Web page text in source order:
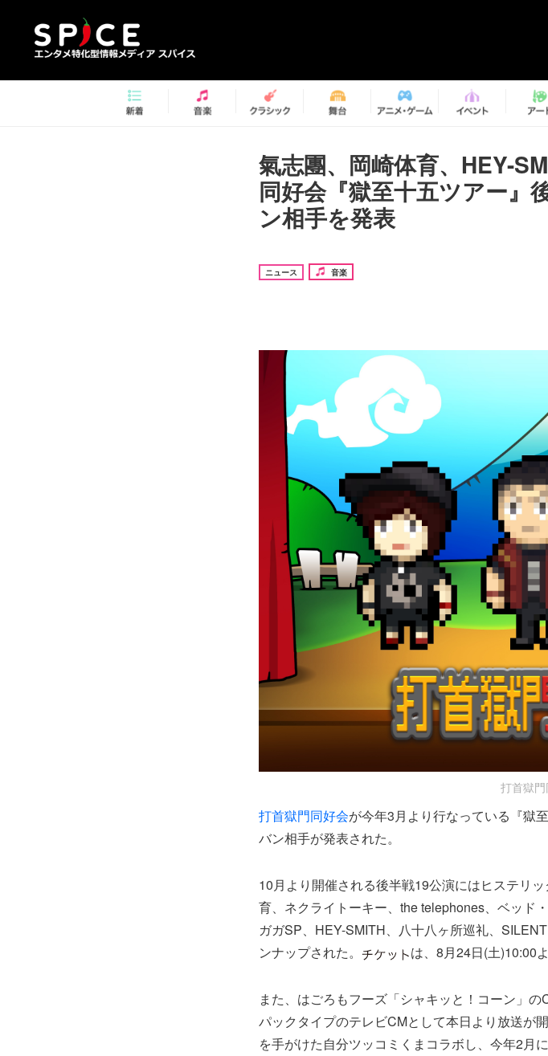
氣志團、岡崎体育、HEY-
同好会『獄至十五ツアー』
ン相手を発表
ニュース 音楽
打首獄
打首獄門同好会が今年3月より行なっている『獄
バン相手が発表された。
10月より開催される後半戦19公演にはヒステリ
育、ネクライトーキー、the telephones、ベッド
ガガSP、HEY-SMITH、八十八ヶ所巡礼、
ンナップされた。
は、8月24日(土)10:00
また、はごろもフーズ「シャキッと！コーン」
パックタイプのテレビCMとして本日より放送が
を手がけた自分ツッコミくまコラボし、今年2月